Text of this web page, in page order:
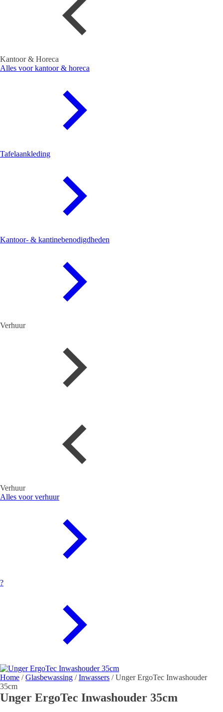
Kantoor & Horeca
Alles voor kantoor & horeca
Tafelaankleding
Kantoor- & kantinebenodigdheden
Verhuur
Verhuur
Alles voor verhuur
?
Home /Glasbewassing /Inwassers / Unger ErgoTec Inwashouder
35cm
Unger ErgoTec Inwashouder 35cm